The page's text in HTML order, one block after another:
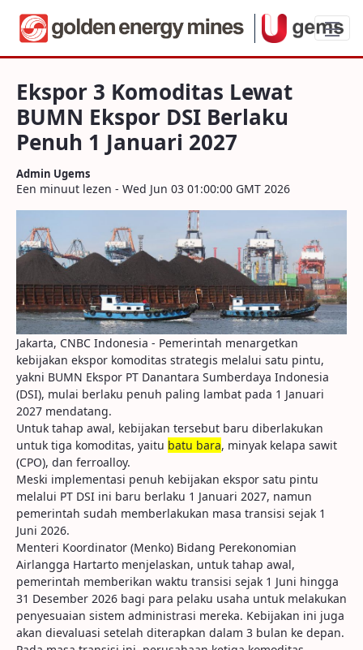
Ekspor 3 Komoditas Lewat BUMN
Ekspor 3 Komoditas Lewat
BUMN Ekspor DSI Berlaku
Penuh 1 Januari 2027
Admin Ugems
Een minuut lezen - Wed Jun 03 01:00:00 GMT 2026
Jakarta, CNBC Indonesia - Pemerintah menargetkan
kebijakan ekspor komoditas strategis melalui satu pintu,
yakni BUMN Ekspor PT Danantara Sumberdaya Indonesia
(DSI), mulai berlaku penuh paling lambat pada 1 Januari
2027 mendatang.
Untuk tahap awal, kebijakan tersebut baru diberlakukan
untuk tiga komoditas, yaitu batu bara, minyak kelapa sawit
(CPO), dan ferroalloy.
Meski implementasi penuh kebijakan ekspor satu pintu
melalui PT DSI ini baru berlaku 1 Januari 2027, namun
pemerintah sudah memberlakukan masa transisi sejak 1
Juni 2026.
Menteri Koordinator (Menko) Bidang Perekonomian
Airlangga Hartarto menjelaskan, untuk tahap awal,
pemerintah memberikan waktu transisi sejak 1 Juni hingga
31 Desember 2026 bagi para pelaku usaha untuk melakukan
penyesuaian sistem administrasi mereka. Kebijakan ini juga
akan dievaluasi setelah diterapkan dalam 3 bulan ke depan.